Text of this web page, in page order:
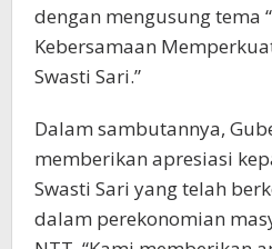
dengan mengusung tema
Kebersamaan
Swasti Sari.”
Dalam sambutannya,
memberikan apresiasi
Swasti Sari yang telah
dalam perekonomian